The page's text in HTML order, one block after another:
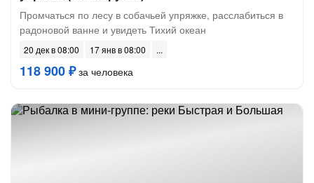
Промчаться по лесу в собачьей упряжке, расслабиться в
радоновой ванне и увидеть Тихий океан
20 дек в 08:00 17 янв в 08:00
118 900 ₽за человека